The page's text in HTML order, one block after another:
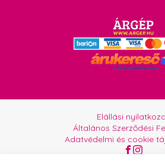
Elállási
Általános Szerződési
Adatvédelmi és cookie